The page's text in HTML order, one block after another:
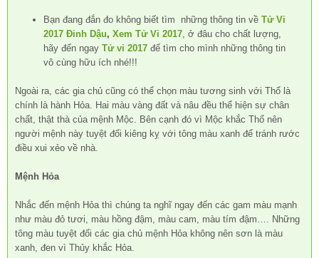
Bạn đang đắn đo không biết tìm những thông tin về Tử Vi
2017 Đinh Dậu, Xem Tử Vi 2017 , ở đâu cho chất lượng,
hãy đến ngay Tử vi 2017 để tìm cho mình những thông tin
vô cùng hữu ích nhé!!!
Ngoài ra, các gia chủ cũng có thể chọn màu tương sinh với Thổ là
chính là hành Hỏa. Hai màu vàng đất và nâu đều thể hiện sự chân
chất, thật thà của mệnh Mộc. Bên cạnh đó vì Mộc khắc Thổ nên
người mệnh này tuyệt đối kiêng kỵ với tông màu xanh để tránh rước
điều xui xẻo về nhà.
Mệnh Hỏa
Nhắc đến mệnh Hỏa thì chúng ta nghĩ ngay đến các gam màu mạnh
như màu đỏ tươi, màu hồng đậm, màu cam, màu tím đậm…. Những
tông màu tuyệt đối các gia chủ mệnh Hỏa không nên sơn là màu
xanh, đen vì Thủy khắc Hỏa.